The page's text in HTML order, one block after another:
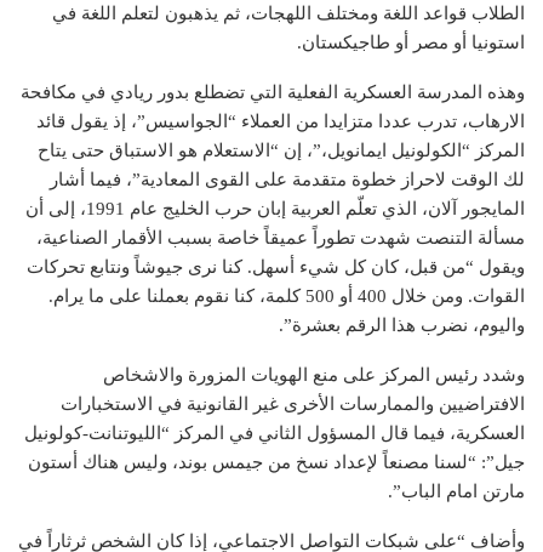
الطلاب قواعد اللغة ومختلف اللهجات، ثم يذهبون لتعلم اللغة في
استونيا أو مصر أو طاجيكستان.
وهذه المدرسة العسكرية الفعلية التي تضطلع بدور ريادي في مكافحة
الارهاب، تدرب عددا متزايدا من العملاء “الجواسيس”، إذ يقول قائد
المركز “الكولونيل ايمانويل،”، إن “الاستعلام هو الاستباق حتى يتاح
لك الوقت لاحراز خطوة متقدمة على القوى المعادية”، فيما أشار
المايجور آلان، الذي تعلّم العربية إبان حرب الخليج عام 1991، إلى أن
مسألة التنصت شهدت تطوراً عميقاً خاصة بسبب الأقمار الصناعية،
ويقول “من قبل، كان كل شيء أسهل. كنا نرى جيوشاً ونتابع تحركات
القوات. ومن خلال 400 أو 500 كلمة، كنا نقوم بعملنا على ما يرام.
واليوم، نضرب هذا الرقم بعشرة”.
وشدد رئيس المركز على منع الهويات المزورة والاشخاص
الافتراضيين والممارسات الأخرى غير القانونية في الاستخبارات
العسكرية، فيما قال المسؤول الثاني في المركز “الليوتنانت-كولونيل
جيل”: “لسنا مصنعاً لإعداد نسخ من جيمس بوند، وليس هناك أستون
مارتن امام الباب”.
وأضاف “على شبكات التواصل الاجتماعي، إذا كان الشخص ثرثاراً في